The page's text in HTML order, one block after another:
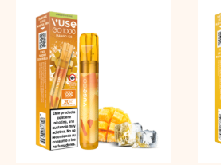
Go
PEN
1000
Mango
Ice
cantidad